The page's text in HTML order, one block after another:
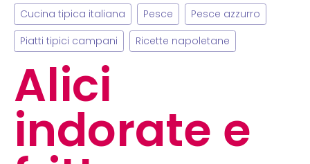
Cucina tipica italiana Pesce Pesce azzurro
Piatti tipici campani Ricette napoletane
Alici
indorate e